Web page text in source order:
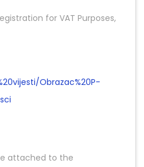
for VAT Purposes,
Obrazac%20P-
attached to the